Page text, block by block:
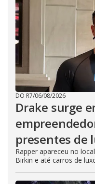
DO R7/06/08/2026
Drake surge
presentes de
Rapper apareceu no
Birkin e até carros de